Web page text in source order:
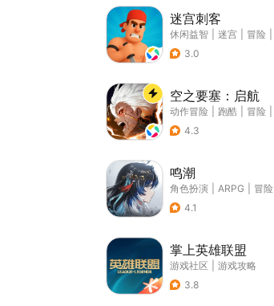
迷宫刺客
休闲益智 迷宫 冒险
3.0
空之要塞：启航
动作冒险 跑酷 冒险
4.3
鸣潮
角色扮演 ARPG 冒险
4.1
掌上英雄联盟
游戏社区
游戏攻略
3.8